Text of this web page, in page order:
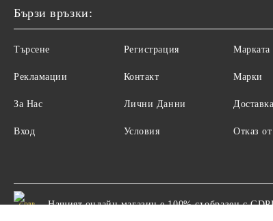
Бързи връзки:
Търсене
Рекламации
За Нас
Вход
Регистрация
Контакт
Лични Данни
Условия
Maрката
Марки
Доставка
Отказ
GDPR Нашият онлайн магазин е 100% съобразен с